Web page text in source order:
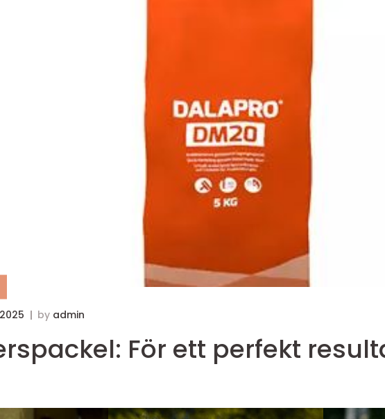
by admin
För ett perfekt